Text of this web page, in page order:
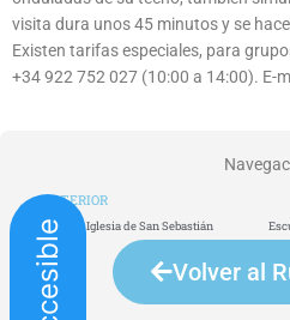
visita dura unos 45 minutos y se
Existen tarifas especiales, para
+34 922 752 027 (10:00 a 14:00). E-
Ant
ANTERIOR
Ermita e Iglesia de San Sebastián
Volver al